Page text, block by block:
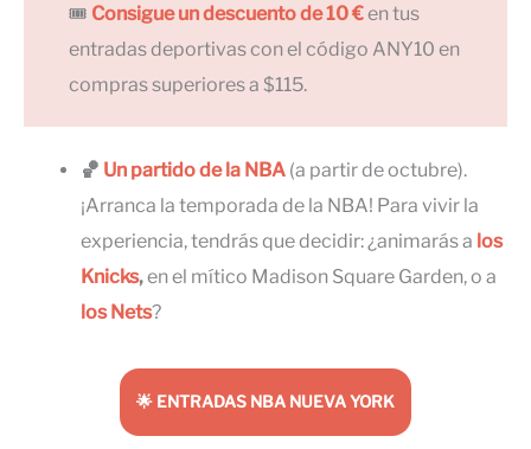
🎟 Consigue un descuento de 10 €en tus
entradas deportivas con el código ANY10 en
compras superiores a $115.
🏀 Un partido de la NBA (a partir de octubre).
¡Arranca la temporada de la NBA! Para vivir la
experiencia, tendrás que decidir: ¿animarás a los
Knicks,en el mítico Madison Square Garden, o a
los Nets?
🌟 ENTRADAS NBA NUEVA YORK